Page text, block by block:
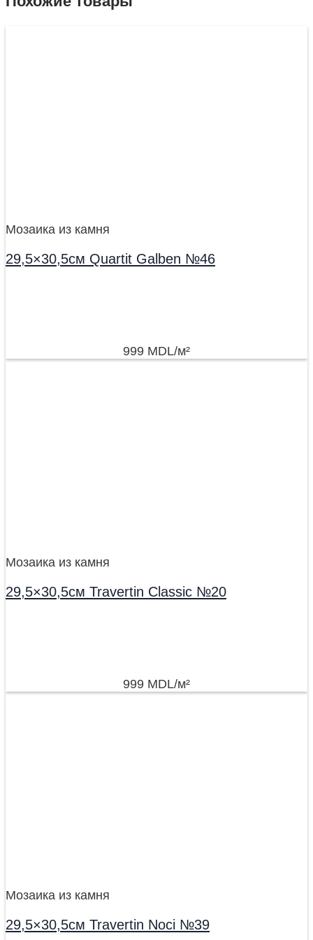
Мозаика из камня
29,5×30,5см Quartit Galben №46
999 MDL/м²
Мозаика из камня
29,5×30,5см Travertin Classic №20
999 MDL/м²
Мозаика из камня
29,5×30,5см Travertin Noci №39